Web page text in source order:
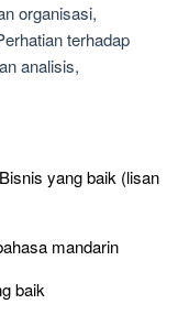
organisasi,
terhadap
analisis,
yang baik (lisan
mandarin
baik